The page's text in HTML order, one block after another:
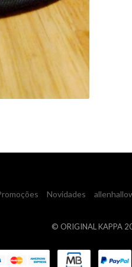
Novidades
© ORIGINAL KAPPA